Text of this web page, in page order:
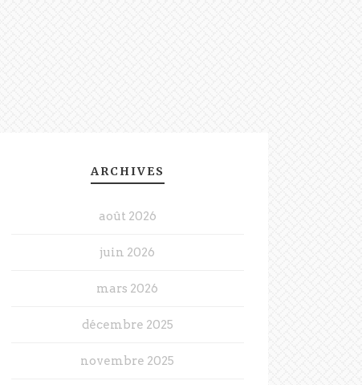
ARCHIVES
août 2026
juin 2026
mars 2026
décembre 2025
novembre 2025